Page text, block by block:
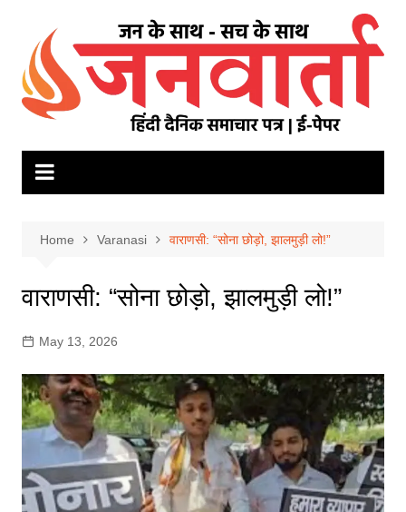
content
Home Varanasi वाराणसी: “सोना छोड़ो, झालमुड़ी लो!”
वाराणसी: “सोना छोड़ो, झालमुड़ी लो!”
May 13, 2026